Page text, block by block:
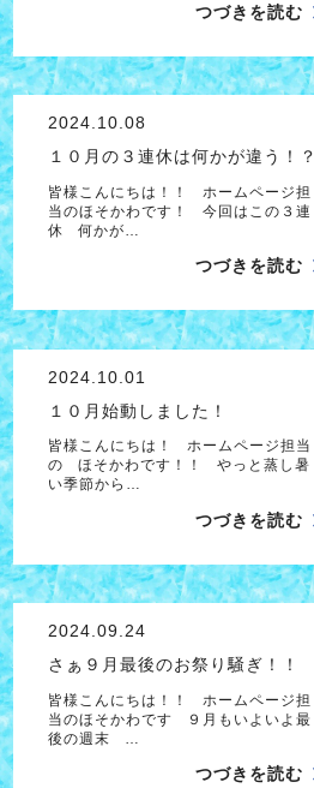
つづきを読む
2024.10.08
１０月の３連休は何かが違う！？
皆様こんにちは！！ ホームページ担
当のほそかわです！ 今回はこの３連
休 何かが…
つづきを読む
2024.10.01
１０月始動しました！
皆様こんにちは！ ホームページ担当
の ほそかわです！！ やっと蒸し暑
い季節から…
つづきを読む
2024.09.24
さぁ９月最後のお祭り騒ぎ！！
皆様こんにちは！！ ホームページ担
当のほそかわです ９月もいよいよ最
後の週末 …
つづきを読む